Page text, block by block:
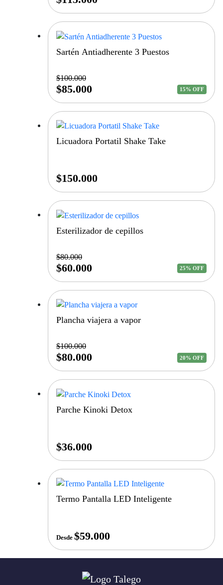
Sartén Antiadherente 3 Puestos
$100.000
$85.000 15% OFF
Licuadora Portatil Shake Take
$150.000
Esterilizador de cepillos
$80.000
$60.000 25% OFF
Plancha viajera a vapor
$100.000
$80.000 20% OFF
Parche Kinoki Detox
$36.000
Termo Pantalla LED Inteligente
Desde $59.000